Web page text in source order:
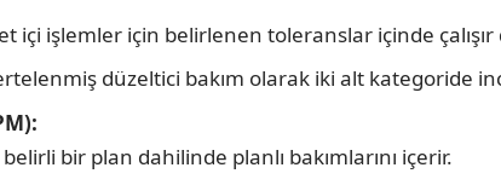
içi işlemler için belirlenen toleranslar içinde
düzeltici bakım olarak iki alt kategoride
bir plan dahilinde planlı bakımlarını içerir.